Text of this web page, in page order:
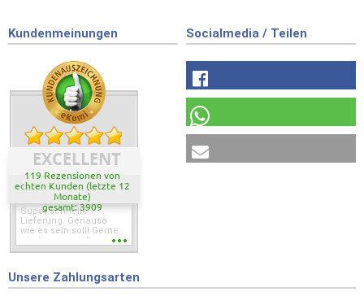
Kundenmeinungen
EXCELLENT
119 Rezensionen von
echten Kunden (letzte 12
Monate)
gesamt: 3909
Super schnelle
Lieferung. Genauso
wie es sein soll! Gerne
wieder wenn ich was
Socialmedia / Teilen
Unsere Zahlungsarten